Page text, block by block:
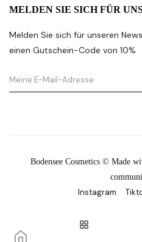
MELDEN SIE SICH FÜR
Melden Sie sich für unseren
einen Gutschein-Code von 10%
Bodensee Cosmetics © Made
Instagram